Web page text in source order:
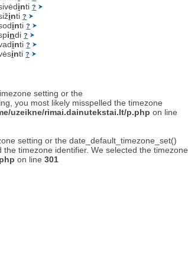
inti?
inti?
inti?
indi?
inti?
inti?
setting or the
you most likely misspelled the timezone
uzeikne/rimai.dainutekstai.lt/p.php on line
setting or the date_default_timezone_set()
timezone identifier. We selected the timezone
on line301